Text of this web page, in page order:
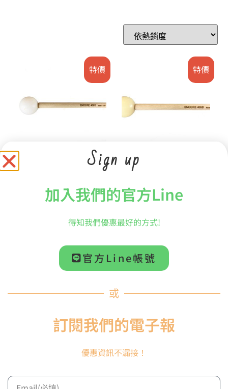
特價
【絕版品出清】
SYMPHONIC 交響樂系
列 高音木琴/鍾琴槌 藤柄
1″ 乙醛树脂 堅硬
1,599
加入購物車
特價
【絕版品出清】
SYMPHONIC 交響樂系
列 高音木琴/鍾琴槌 藤柄
1″ 尼龍 明亮音色
NT$1,599
加入購物車
Sign up
加入我們的官方Line
得知我們優惠最好的方式!
官方Line帳號
或
訂閱我們的電子報
優惠資訊不漏接！